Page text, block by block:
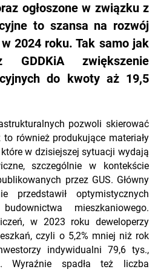
ogłoszone w związku z
to szansa na rozwój
2024 roku. Tak samo jak
GDDKiA zwiększenie
do kwoty aż 19,5
pozwoli skierować
również produkujące materiały
w dzisiejszej sytuacji wydają
szczególnie w kontekście
przez GUS. Główny
przedstawił optymistycznych
mieszkaniowego.
w 2023 roku deweloperzy
czyli o 5,2% mniej niż rok
indywidualni 79,6 tys.,
spadła też liczba